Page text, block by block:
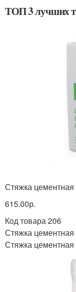
ТОП 3 лучших
Стяжка цементная
615.00р.
Код товара 206
Стяжка цементная
Стяжка